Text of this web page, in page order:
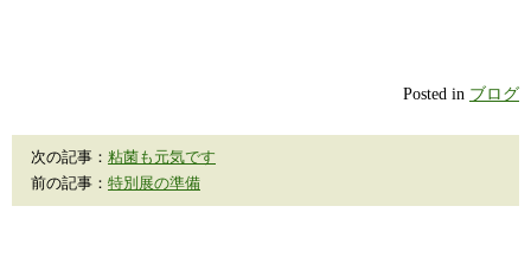
Posted in ブログ
次の記事： 粘菌も元気です
前の記事： 特別展の準備